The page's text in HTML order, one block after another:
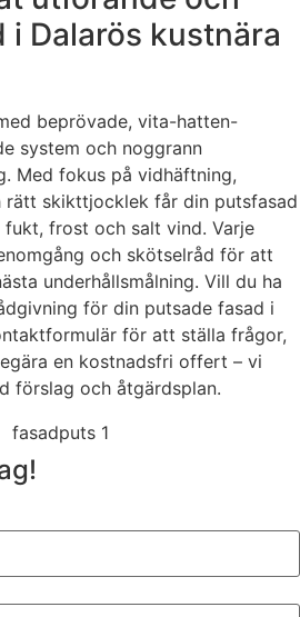
i Dalarös kustnära
beprövade, vita-hatten-
system och noggrann
Med fokus på vidhäftning,
rätt skikttjocklek får din putsfasad
frost och salt vind. Varje
och skötselråd för att
underhållsmålning. Vill du ha
för din putsade fasad i
för att ställa frågor,
en kostnadsfri offert – vi
förslag och åtgärdsplan.